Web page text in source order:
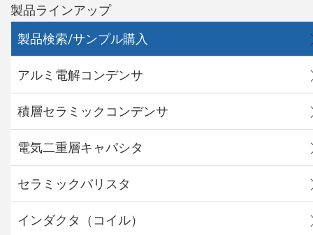
製品ラインアップ
製品検索/サンプル購入
アルミ電解コンデンサ
積層セラミックコンデンサ
電気二重層キャパシタ
セラミックバリスタ
インダクタ（コイル）